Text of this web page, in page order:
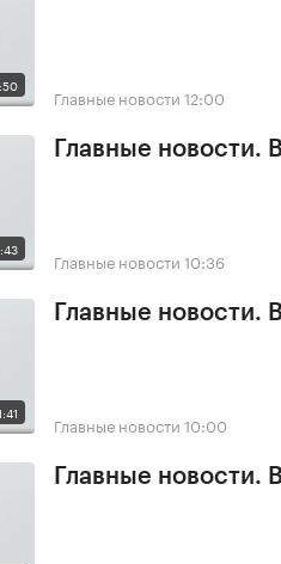
Главные новости 12:00
Главные
Главные новости 10:36
Главные новости.
Главные новости 10:00
Главные